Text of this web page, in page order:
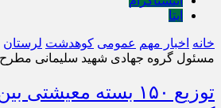
ایتا
خانه اخبار مهم عمومی کوهدشت لرستان
مسئول گروه جهادی شهید سلیمانی
توزیع ۱۵۰ بسته